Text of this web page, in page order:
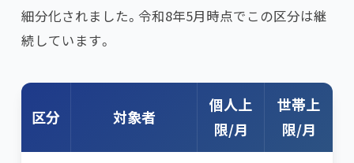
細分化されました。令和8年5月時点でこの区分は継
続しています。
区分 対象者
個人上
限/月
世帯上
限/月